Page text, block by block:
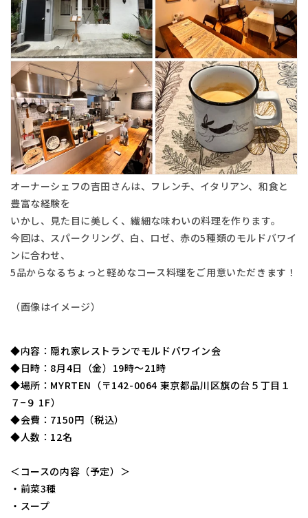
オーナーシェフの吉田さんは、フレンチ、イタリアン、和食と
豊富な経験を
いかし、見た目に美しく、繊細な味わいの料理を作ります。
今回は、スパークリング、白、ロゼ、赤の5種類のモルドバワイ
ンに合わせ、
5品からなるちょっと軽めなコース料理をご用意いただきます！
（画像はイメージ）
◆内容：隠れ家レストランでモルドバワイン会
◆日時：8月4日（金）19時～21時
◆場所：MYRTEN（〒142-0064 東京都品川区旗の台５丁目１
７−９ 1F）
◆会費：7150円（税込）
◆人数：12名
＜コースの内容（予定）＞
・前菜3種
・スープ